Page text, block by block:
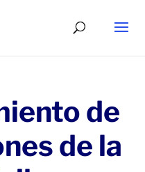
de
de la